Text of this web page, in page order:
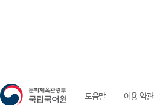
도움말 이용 약관